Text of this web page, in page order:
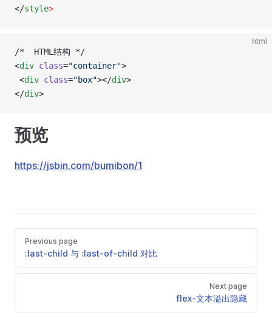
</style>
html
/*  HTML结构 */
<div class="container">
<div class="box"></div>
</div>
预览
https://jsbin.com/bumibon/1
Pager
Previous page
:last-child 与 :last-of-child 对比
Next page
flex-文本溢出隐藏